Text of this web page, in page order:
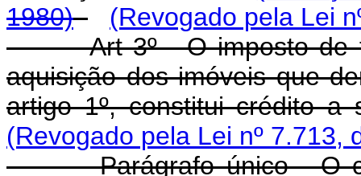
1980)
(Revogado pela Lei
Art 3º - O imposto de
aquisição dos imóveis que
artigo 1º, constitui crédito a
(Revogado pela Lei nº 7.713,
Parágrafo único - O